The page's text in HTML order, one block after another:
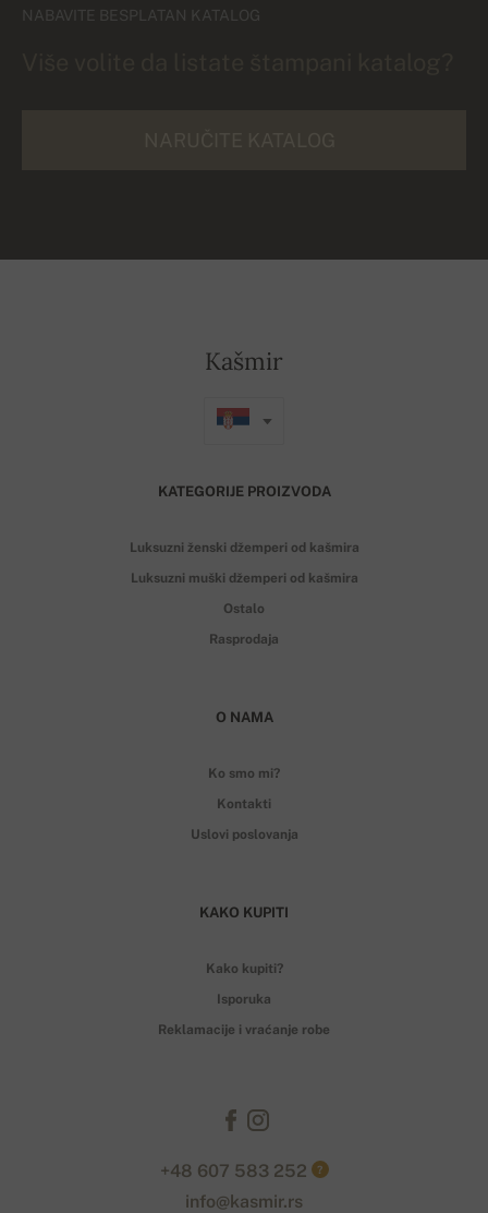
NABAVITE BESPLATAN KATALOG
Kašmir
KATEGORIJE PROIZVODA
Luksuzni ženski džemperi od kašmira
Luksuzni muški džemperi od kašmira
Ostalo
Rasprodaja
O NAMA
Ko smo mi?
Kontakti
Uslovi poslovanja
KAKO KUPITI
Kako kupiti?
Isporuka
Reklamacije i vraćanje robe
+48 607 583 252 ?
info@kasmir.rs